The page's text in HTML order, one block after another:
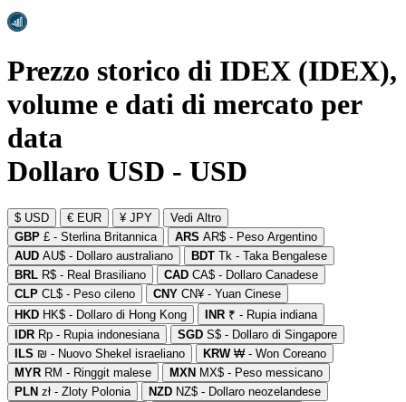
Prezzo storico di IDEX (IDEX),
volume e dati di mercato per
data
Dollaro USD - USD
$ USD € EUR ¥ JPY
Vedi Altro
GBP £ - Sterlina Britannica ARS AR$ - Peso Argentino
AUD AU$ - Dollaro australiano BDT Tk - Taka Bengalese
BRL R$ - Real Brasiliano CAD CA$ - Dollaro Canadese
CLP CL$ - Peso cileno CNY CN¥ - Yuan Cinese
HKD HK$ - Dollaro di Hong Kong INR ₹ - Rupia indiana
IDR Rp - Rupia indonesiana SGD S$ - Dollaro di Singapore
ILS ₪ - Nuovo Shekel israeliano KRW₩ - Won Coreano
MYR RM - Ringgit malese MXN MX$ - Peso messicano
PLN zł - Zloty Polonia NZD NZ$ - Dollaro neozelandese